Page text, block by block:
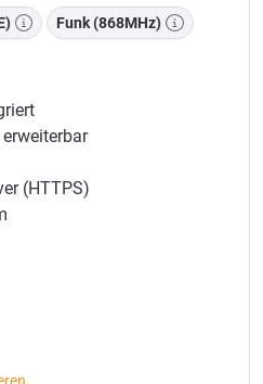
Funk (868MHz)
(HTTPS)